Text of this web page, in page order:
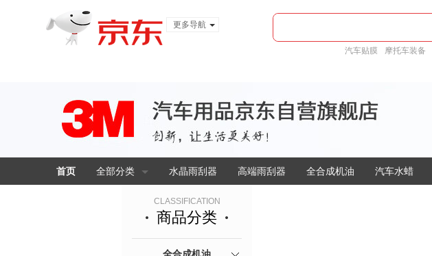
更多导航
汽车贴膜 摩托车装备
首页 全部分类 水晶雨刮器 高端雨刮器 全合成机油 汽车水蜡
CLASSIFICATION
商品分类